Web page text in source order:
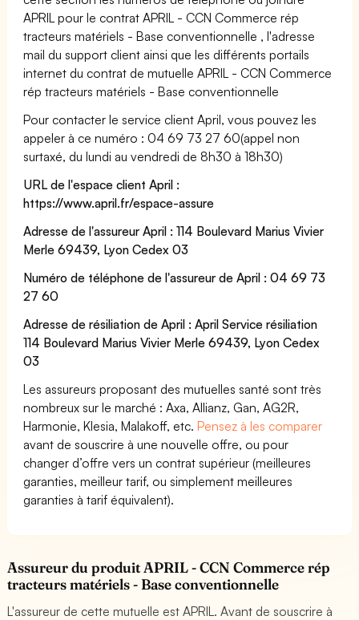
APRIL pour le contrat APRIL - CCN Commerce rép
tracteurs matériels - Base conventionnelle , l'adresse
mail du support client ainsi que les différents portails
internet du contrat de mutuelle APRIL - CCN Commerce
rép tracteurs matériels - Base conventionnelle
Pour contacter le service client April, vous pouvez les
appeler à ce numéro : 04 69 73 27 60(appel non
surtaxé, du lundi au vendredi de 8h30 à 18h30)
URL de l'espace client April :
https://www.april.fr/espace-assure
Adresse de l'assureur April : 114 Boulevard Marius Vivier
Merle 69439, Lyon Cedex 03
Numéro de téléphone de l'assureur de April : 04 69 73
27 60
Adresse de résiliation de April : April Service résiliation
114 Boulevard Marius Vivier Merle 69439, Lyon Cedex
03
Les assureurs proposant des mutuelles santé sont très
nombreux sur le marché : Axa, Allianz, Gan, AG2R,
Harmonie, Klesia, Malakoff, etc.Pensez à les comparer
avant de souscrire à une nouvelle offre, ou pour
changer d’offre vers un contrat supérieur (meilleures
garanties, meilleur tarif, ou simplement meilleures
garanties à tarif équivalent).
Assureur du produit APRIL - CCN Commerce rép
tracteurs matériels - Base conventionnelle
L'assureur de cette mutuelle est APRIL. Avant de souscrire à